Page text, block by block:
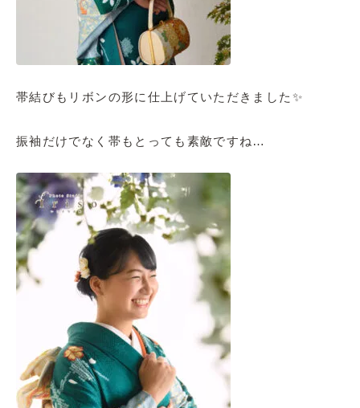
帯結びもリボンの形に仕上げていただきました✨
振袖だけでなく帯もとっても素敵ですね…